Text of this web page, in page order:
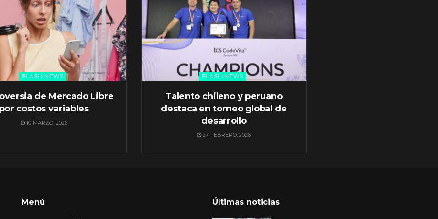
FLASH NEWS
de Mercado Libre
costos variables
10 MARZO, 2026
FLASH NEWS
Talento chileno y peruano
destaca en torneo global de
desarrollo
27 FEBRERO, 2026
Menú Últimas noticias